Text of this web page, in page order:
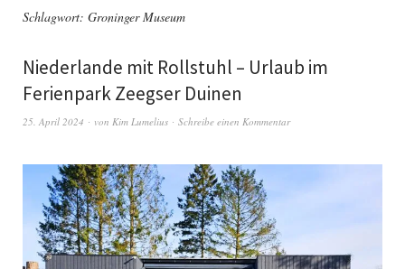
Schlagwort: Groninger Museum
Niederlande mit Rollstuhl – Urlaub im
Ferienpark Zeegser Duinen
25. April 2024 von Kim Lumelius Schreibe einen Kommentar